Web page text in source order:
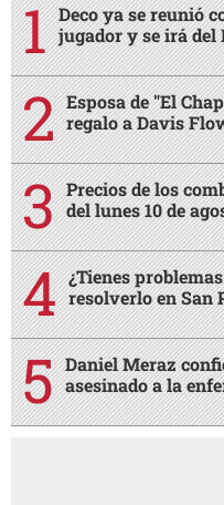
Deco ya se reunió
jugador y se irá del
Esposa de "El
regalo a Davis
Precios de los
del lunes 10 de
¿Tienes
resolverlo en San
Daniel Meraz
asesinado a la